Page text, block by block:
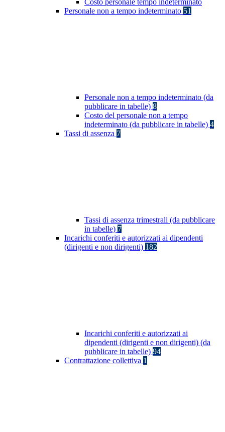
Costo personale tempo indeterminato
Personale non a tempo indeterminato 51
Personale non a tempo indeterminato (da
pubblicare in tabelle) 8
Costo del personale non a tempo
indeterminato (da pubblicare in tabelle) 4
Tassi di assenza 7
Tassi di assenza trimestrali (da pubblicare
in tabelle) 7
Incarichi conferiti e autorizzati ai dipendenti
(dirigenti e non dirigenti) 182
Incarichi conferiti e autorizzati ai
dipendenti (dirigenti e non dirigenti) (da
pubblicare in tabelle) 94
Contrattazione collettiva 1